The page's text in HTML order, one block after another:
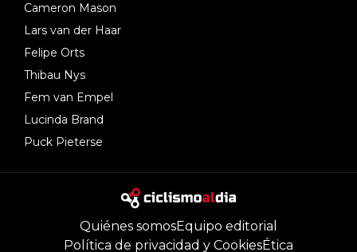
Cameron Mason
Lars van der Haar
Felipe Orts
Thibau Nys
Fem van Empel
Lucinda Brand
Puck Pieterse
Quiénes somosEquipo editorial
Política de privacidad y CookiesÉtica